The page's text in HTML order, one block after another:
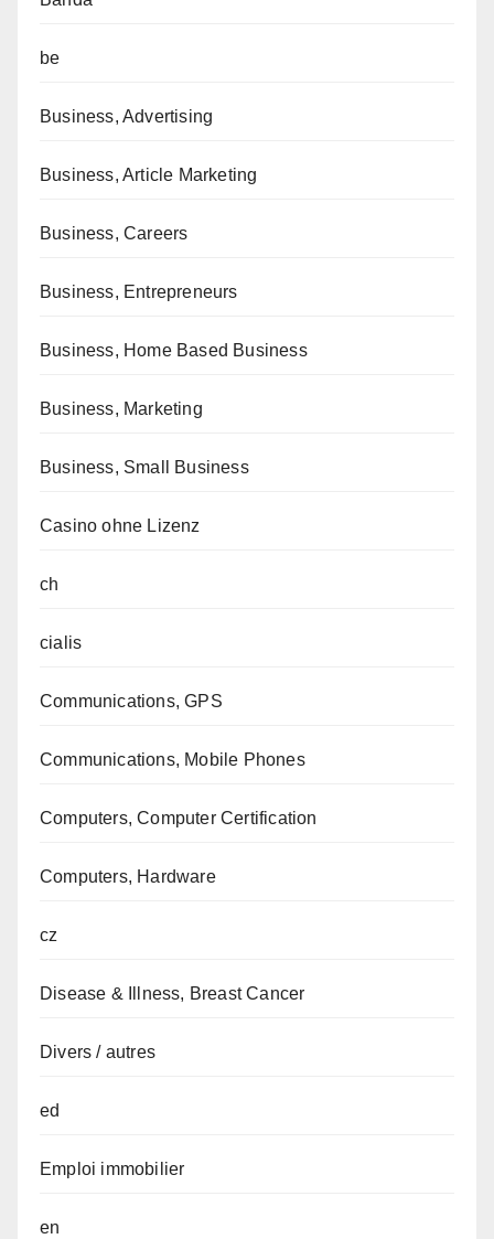
be
Business, Advertising
Business, Article Marketing
Business, Careers
Business, Entrepreneurs
Business, Home Based Business
Business, Marketing
Business, Small Business
Casino ohne Lizenz
ch
cialis
Communications, GPS
Communications, Mobile Phones
Computers, Computer Certification
Computers, Hardware
cz
Disease & Illness, Breast Cancer
Divers / autres
ed
Emploi immobilier
en